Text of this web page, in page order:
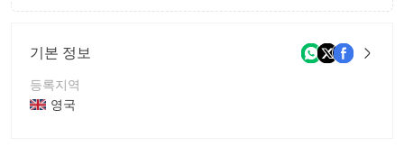
기본 정보
등록지역
영국